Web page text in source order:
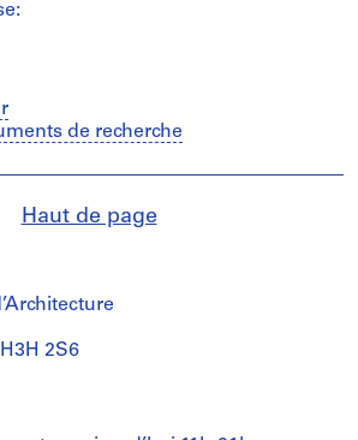
de recherche
Haut de page
2S6